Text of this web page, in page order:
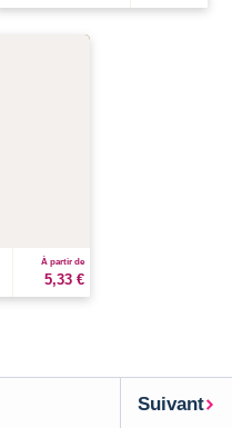
À partir de
5,33 €
Suivant